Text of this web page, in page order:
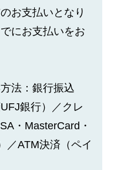
お支払いとなり
にお支払いをお
法：銀行振込
銀行）／クレ
・MasterCard・
／ATM決済（ペイ